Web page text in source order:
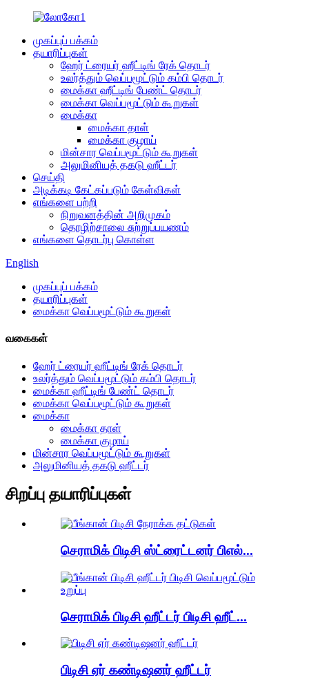
முகப்புப் பக்கம்
தயாரிப்புகள்
ஹேர் ட்ரையர் ஹீட்டிங் ரேக் தொடர்
உலர்த்தும் வெப்பமூட்டும் கம்பி தொடர்
மைக்கா ஹீட்டிங் பேண்ட் தொடர்
மைக்கா வெப்பமூட்டும் கூறுகள்
மைக்கா
மைக்கா தாள்
மைக்கா குழாய்
மின்சார வெப்பமூட்டும் கூறுகள்
அலுமினியத் தகடு ஹீட்டர்
செய்தி
அடிக்கடி கேட்கப்படும் கேள்விகள்
எங்களை பற்றி
நிறுவனத்தின் அறிமுகம்
தொழிற்சாலை சுற்றுப்பயணம்
எங்களை தொடர்பு கொள்ள
English
முகப்புப் பக்கம்
தயாரிப்புகள்
மைக்கா வெப்பமூட்டும் கூறுகள்
வகைகள்
ஹேர் ட்ரையர் ஹீட்டிங் ரேக் தொடர்
உலர்த்தும் வெப்பமூட்டும் கம்பி தொடர்
மைக்கா ஹீட்டிங் பேண்ட் தொடர்
மைக்கா வெப்பமூட்டும் கூறுகள்
மைக்கா
மைக்கா தாள்
மைக்கா குழாய்
மின்சார வெப்பமூட்டும் கூறுகள்
அலுமினியத் தகடு ஹீட்டர்
சிறப்பு தயாரிப்புகள்
செராமிக் பிடிசி ஸ்ட்ரைட்டனர் பிஎல்...
செராமிக் பிடிசி ஹீட்டர் பிடிசி ஹீட்...
பிடிசி ஏர் கண்டிஷனர் ஹீட்டர்